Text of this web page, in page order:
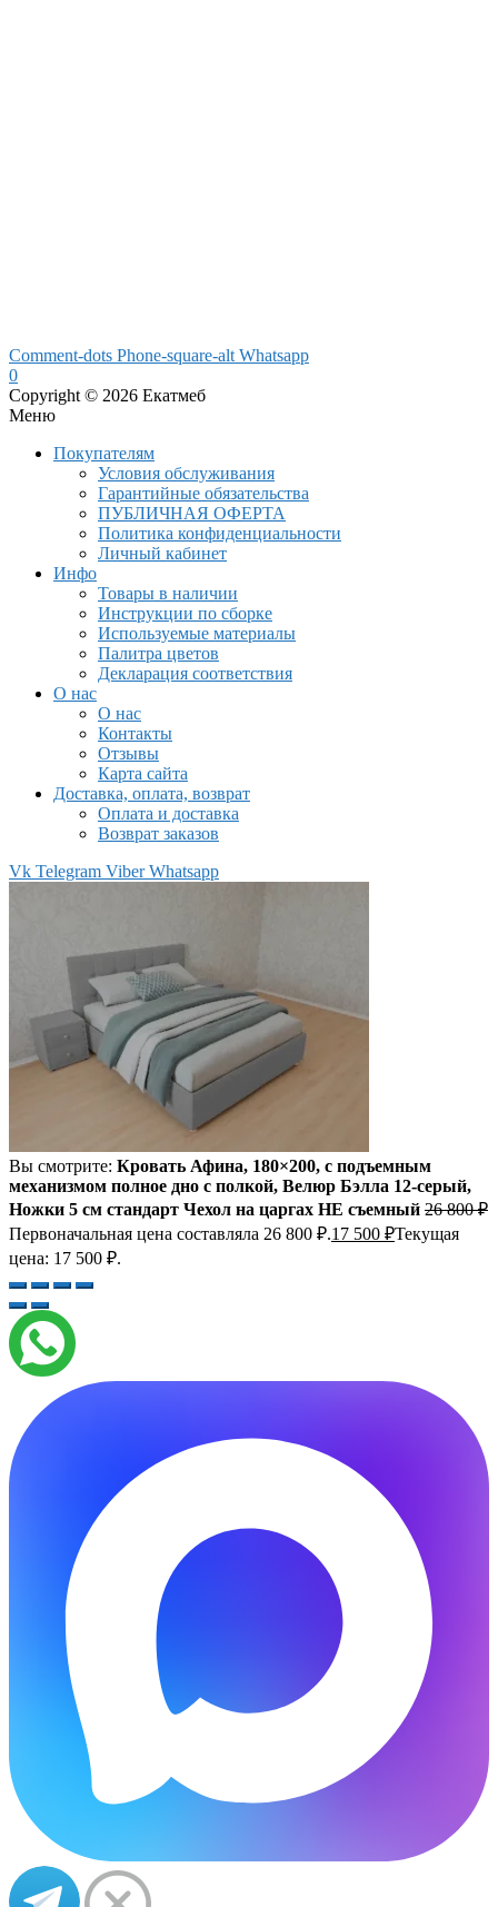
Comment-dots Phone-square-alt Whatsapp
0
Copyright © 2026 Екатмеб
Меню
Покупателям
Условия обслуживания
Гарантийные обязательства
ПУБЛИЧНАЯ ОФЕРТА
Политика конфиденциальности
Личный кабинет
Инфо
Товары в наличии
Инструкции по сборке
Используемые материалы
Палитра цветов
Декларация соответствия
О нас
О нас
Контакты
Отзывы
Карта сайта
Доставка, оплата, возврат
Оплата и доставка
Возврат заказов
Vk Telegram Viber Whatsapp
Вы смотрите: Кровать Афина, 180×200, с подъемным
механизмом полное дно с полкой, Велюр Бэлла 12-серый,
Ножки 5 см стандарт Чехол на царгах НЕ съемный 26 800₽
Первоначальная цена составляла 26 800 ₽.17 500 ₽Текущая
цена: 17 500 ₽.